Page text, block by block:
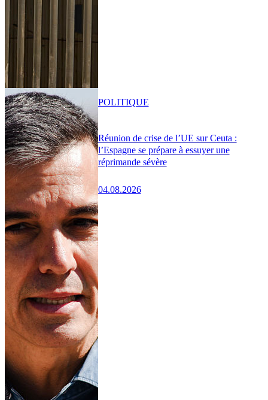
Réunion de crise de l’UE sur Ceuta :
l’Espagne se prépare à essuyer une
réprimande sévère
04.08.2026
POLITIQUE